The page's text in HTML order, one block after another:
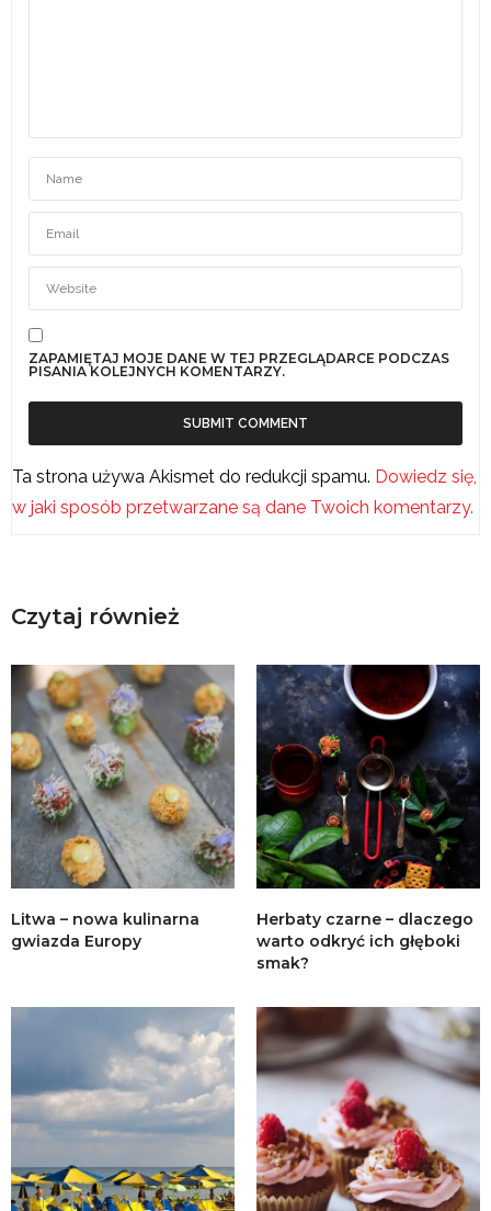
ZAPAMIĘTAJ MOJE DANE W TEJ PRZEGLĄDARCE PODCZAS
PISANIA KOLEJNYCH KOMENTARZY.
Ta strona używa Akismet do redukcji spamu. Dowiedz się,
w jaki sposób przetwarzane są dane Twoich komentarzy.
Czytaj również
Litwa – nowa kulinarna
gwiazda Europy
Herbaty czarne – dlaczego
warto odkryć ich głęboki
smak?